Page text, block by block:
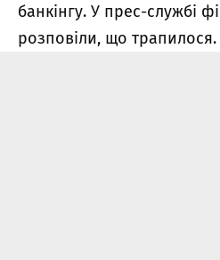
банкінгу. У прес-службі
розповіли, що трапилося.